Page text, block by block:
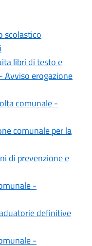
scolastico
libri di testo e
Avviso erogazione
comunale -
comunale per la
di prevenzione e
-
definitive
-